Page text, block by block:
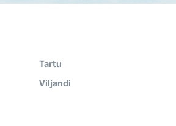
Tartu
Viljandi